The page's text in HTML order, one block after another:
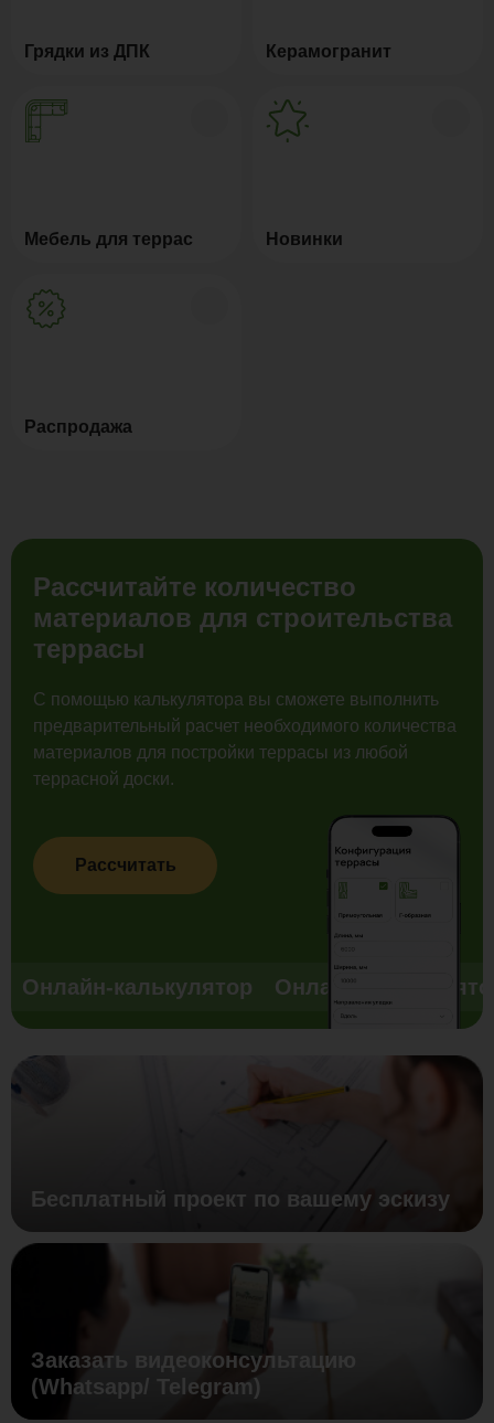
Грядки из ДПК Керамогранит
Мебель для террас Новинки
Распродажа
Рассчитайте количество
материалов для строительства
террасы
С помощью калькулятора вы сможете выполнить
предварительный расчет необходимого количества
материалов для постройки террасы из любой
террасной доски.
Рассчитать
Онлайн-калькулятор Онлайн-
Бесплатный проект по вашему эскизу
Заказать видеоконсультацию
(Whatsapp/ Telegram)